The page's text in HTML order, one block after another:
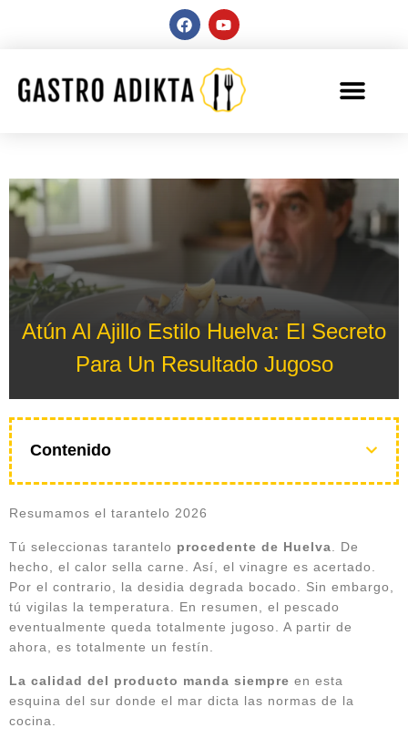
Atún Al Ajillo Estilo Huelva: El Secreto
Para Un Resultado Jugoso
Contenido
Resumamos el tarantelo 2026
Tú seleccionas tarantelo procedente de Huelva . De
hecho, el calor sella carne. Así, el vinagre es acertado.
Por el contrario, la desidia degrada bocado. Sin embargo,
tú vigilas la temperatura. En resumen, el pescado
eventualmente queda totalmente jugoso. A partir de
ahora, es totalmente un festín.
La calidad del producto manda siempre en esta
esquina del sur donde el mar dicta las normas de la
cocina.